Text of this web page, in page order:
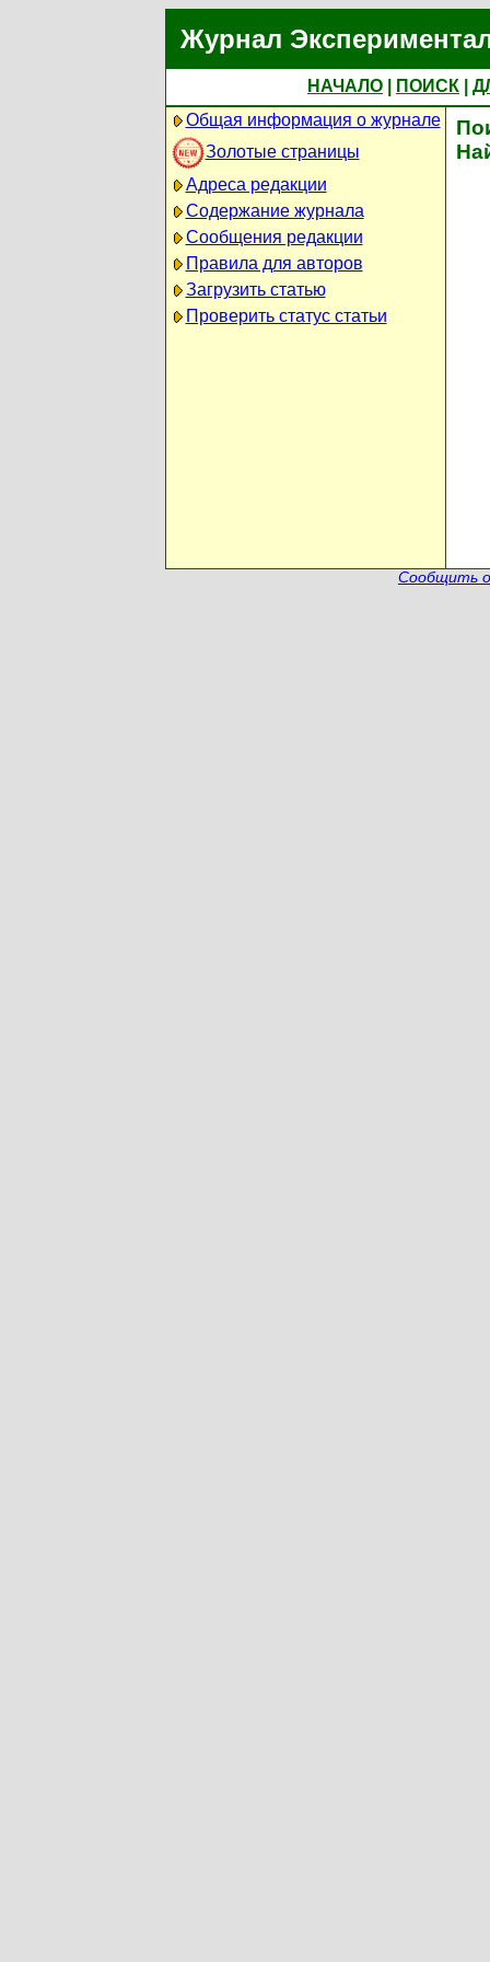
Журнал
НАЧАЛО ПОИСК
Общая информация о журнале
Золотые страницы
Адреса редакции
Содержание журнала
Сообщения редакции
Правила для авторов
Загрузить статью
Проверить статус статьи
Сообщить о